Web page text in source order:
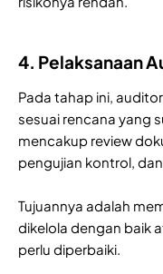
4. Pelaksanaan
Pada tahap ini,
sesuai rencana yang
mencakup review
pengujian kontrol,
Tujuannya adalah
dikelola dengan baik
perlu diperbaiki.